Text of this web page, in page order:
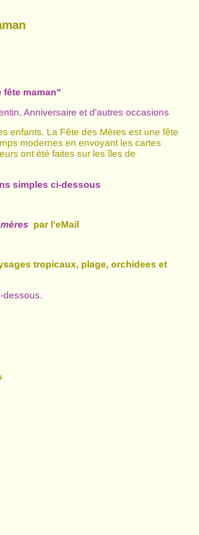
maman"
Anniversaire et d'autres occasions
enfants. La Fête des Mères est une fête
modernes en envoyant les cartes
ont été faites sur les îles de
simples ci-dessous
par l'eMail
tropicaux, plage, orchidees et
dessous.